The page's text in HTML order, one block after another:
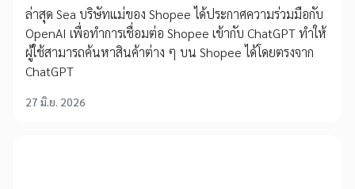
ล่าสุด Sea บริษัทแม่ของ Shopee ได้ประกาศความร่วมมือกับ
OpenAI เพื่อทำการเชื่อมต่อ Shopee เข้ากับ ChatGPT ทำให้
ผู้ใช้สามารถค้นหาสินค้าต่าง ๆ บน Shopee ได้โดยตรงจาก
ChatGPT
27 มิ.ย. 2026